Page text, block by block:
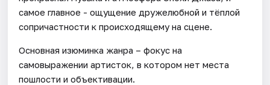
самое главное - ощущение дружелюбной и тёплой
сопричастности к происходящему на сцене.
Основная изюминка жанра – фокус на
самовыражении артисток, в котором нет места
пошлости и объективации.